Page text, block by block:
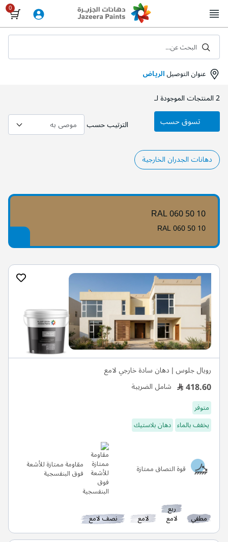
to
Content
عنوان التوصيلالرياض
البحث عن...
2المنتجات الموجودة لـ
الترتيب حسب
دهانات الجدران الخارجية
RAL 060 50 10
RAL 060 50 10
رويال جلوس | دهان سادة خارجي لامع
418.60 شامل الضريبة
متوفر
يخفف بالماء دهان بلاستيك
قوة التصاق ممتازة مقاومة ممتازة للأشعة
فوق البنفسجية
مطفي
ربع
لامع لامع نصف لامع
تسوق حسب